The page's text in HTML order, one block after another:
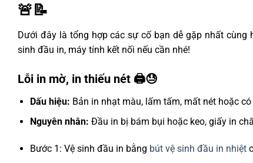
🚨📝
Dưới đây là tổng hợp các sự cố bạn dễ gặp nhất
sinh đầu in, máy tính kết nối nếu cần nhé!
Lỗi in mờ, in thiếu nét 🖨️😓
Dấu hiệu: Bản in nhạt màu, lấm tấm, mất nét hoặc
Nguyên nhân: Đầu in bị bám bụi hoặc keo, giấy in
Bước 1: Vệ sinh đầu in bằng bút vệ sinh đầu in nhiệt